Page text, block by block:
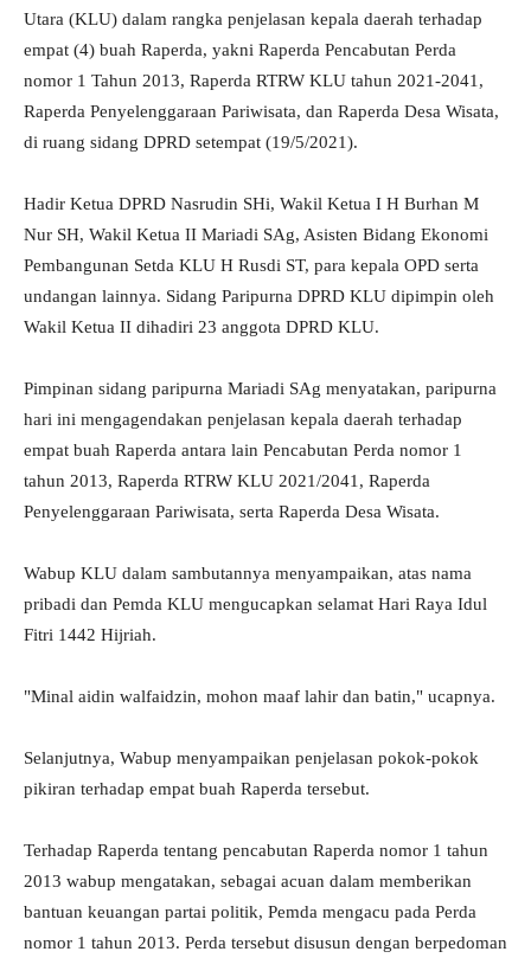
Utara (KLU) dalam rangka penjelasan kepala daerah terhadap
empat (4) buah Raperda, yakni Raperda Pencabutan Perda
nomor 1 Tahun 2013, Raperda RTRW KLU tahun 2021-2041,
Raperda Penyelenggaraan Pariwisata, dan Raperda Desa Wisata,
di ruang sidang DPRD setempat (19/5/2021).
Hadir Ketua DPRD Nasrudin SHi, Wakil Ketua I H Burhan M
Nur SH, Wakil Ketua II Mariadi SAg, Asisten Bidang Ekonomi
Pembangunan Setda KLU H Rusdi ST, para kepala OPD serta
undangan lainnya. Sidang Paripurna DPRD KLU dipimpin oleh
Wakil Ketua II dihadiri 23 anggota DPRD KLU.
Pimpinan sidang paripurna Mariadi SAg menyatakan, paripurna
hari ini mengagendakan penjelasan kepala daerah terhadap
empat buah Raperda antara lain Pencabutan Perda nomor 1
tahun 2013, Raperda RTRW KLU 2021/2041, Raperda
Penyelenggaraan Pariwisata, serta Raperda Desa Wisata.
Wabup KLU dalam sambutannya menyampaikan, atas nama
pribadi dan Pemda KLU mengucapkan selamat Hari Raya Idul
Fitri 1442 Hijriah.
"Minal aidin walfaidzin, mohon maaf lahir dan batin," ucapnya.
Selanjutnya, Wabup menyampaikan penjelasan pokok-pokok
pikiran terhadap empat buah Raperda tersebut.
Terhadap Raperda tentang pencabutan Raperda nomor 1 tahun
2013 wabup mengatakan, sebagai acuan dalam memberikan
bantuan keuangan partai politik, Pemda mengacu pada Perda
nomor 1 tahun 2013. Perda tersebut disusun dengan berpedoman